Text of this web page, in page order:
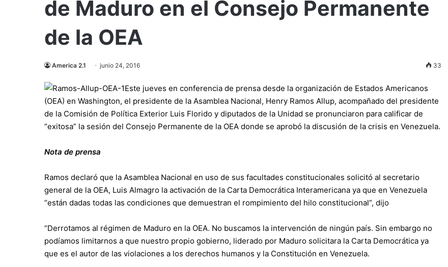
de Maduro en el Consejo Permanente
de la OEA
America 2.1 junio 24, 2016 33
Este jueves en conferencia de prensa desde la organización de Estados Americanos
(OEA) en Washington, el presidente de la Asamblea Nacional, Henry Ramos Allup, acompañado del presidente
de la Comisión de Política Exterior Luis Florido y diputados de la Unidad se pronunciaron para calificar de
“exitosa” la sesión del Consejo Permanente de la OEA donde se aprobó la discusión de la crisis en Venezuela.
Nota de prensa
Ramos declaró que la Asamblea Nacional en uso de sus facultades constitucionales solicitó al secretario
general de la OEA, Luis Almagro la activación de la Carta Democrática Interamericana ya que en Venezuela
“están dadas todas las condiciones que demuestran el rompimiento del hilo constitucional”, dijo
“Derrotamos al régimen de Maduro en la OEA. No buscamos la intervención de ningún país. Sin embargo no
podíamos limitarnos a que nuestro propio gobierno, liderado por Maduro solicitara la Carta Democrática ya
que es el autor de las violaciones a los derechos humanos y la Constitución en Venezuela.